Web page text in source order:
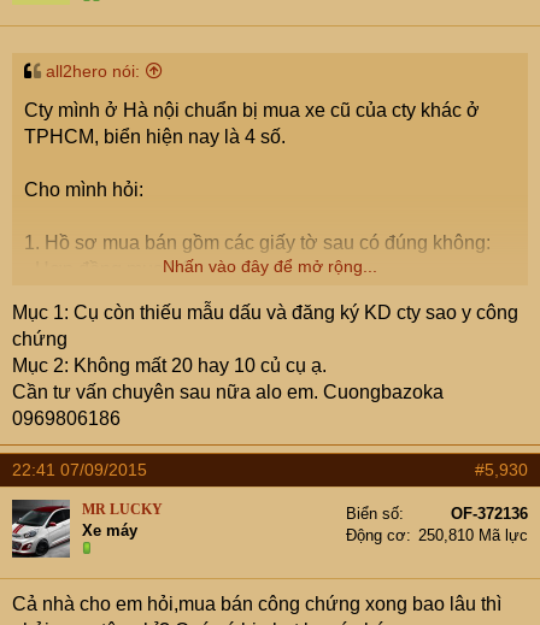
all2hero nói:
Cty mình ở Hà nội chuẩn bị mua xe cũ của cty khác ở
TPHCM, biển hiện nay là 4 số.
Cho mình hỏi:
1. Hồ sơ mua bán gồm các giấy tờ sau có đúng không:
- Hợp đồng mua bán.
- Biên bản và quyết định thanh lý.
- Giấy tờ xe: Đăng ký, Đăng kiểm, Bảo hiểm.
2. Chi phí đăng ký về Hà nội có mất 20tr tiền biển không
(trước đây thì không mất, còn bây giờ thì không biết). Nếu
không mất phí này thì có mất 10tr đổi biển từ 4 số sang 5
số không.
Thủ tục rút hồ sơ trong TPHCM thì cty bán lo, ra ngoài
này sẽ qua dịch vụ. Mấy bác dịch vụ mật thư chi phí giúp
nhé!
Nhấn vào đây để mở rộng...
Mục 1: Cụ còn thiếu mẫu dấu và đăng ký KD cty sao y công
chứng
Mục 2: Không mất 20 hay 10 củ cụ ạ.
Cần tư vấn chuyên sau nữa alo em. Cuongbazoka
0969806186
22:41 07/09/2015 #5,930
MR LUCKY
Xe máy
Biển số
OF-372136
Động cơ
250,810 Mã lực
Cả nhà cho em hỏi,mua bán công chứng xong bao lâu thì